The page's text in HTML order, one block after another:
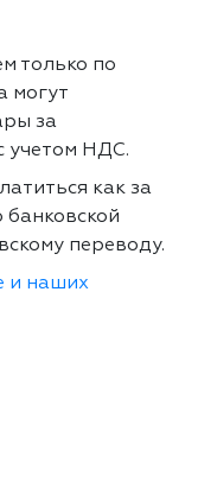
только по
могут
за
учетом НДС.
как за
банковской
переводу.
и наших